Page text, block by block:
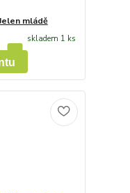
mládě
skladem 1 ks